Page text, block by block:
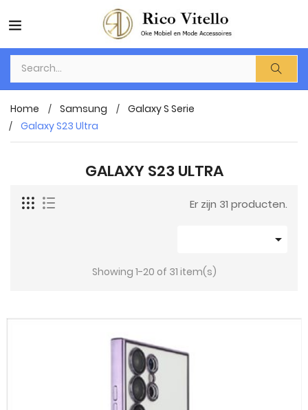
Home Samsung
Galaxy S Serie
Galaxy S23 Ultra
GALAXY S23 ULTRA
Er zijn 31 producten.

Showing 1-20 of 31 item(s)